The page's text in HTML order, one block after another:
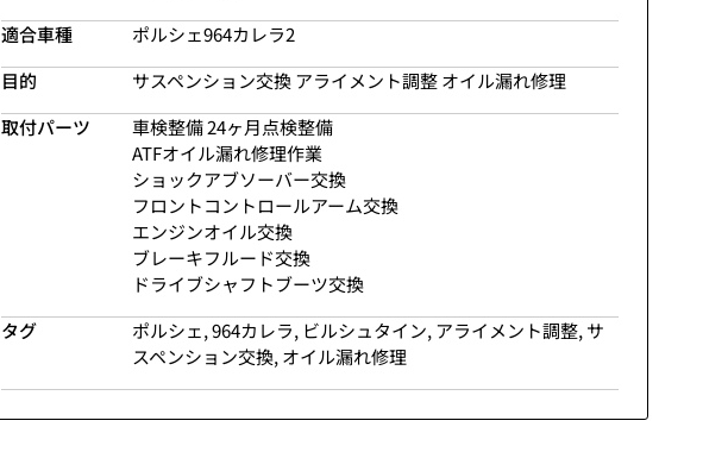
適合車種
ポルシェ964カレラ2
目的
サスペンション交換 アライメント調整 オイル漏れ修理
取付パーツ
車検整備 24ヶ月点検整備
ATFオイル漏れ修理作業
ショックアブソーバー交換
フロントコントロールアーム交換
エンジンオイル交換
ブレーキフルード交換
ドライブシャフトブーツ交換
タグ
ポルシェ,964カレラ, ビルシュタイン, アライメント調整, サ
スペンション交換, オイル漏れ修理